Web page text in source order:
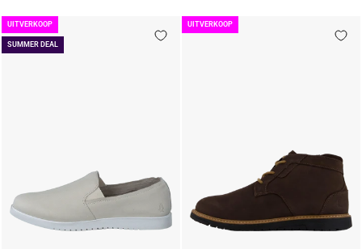
SUMMER DEAL
UITVERKOOP UITVERKOOP